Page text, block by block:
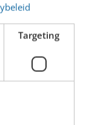
Targeting